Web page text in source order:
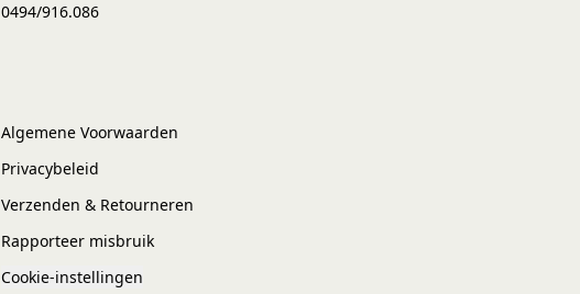
0494/916.086
Algemene Voorwaarden
Privacybeleid
Verzenden & Retourneren
Rapporteer misbruik
Cookie-instellingen